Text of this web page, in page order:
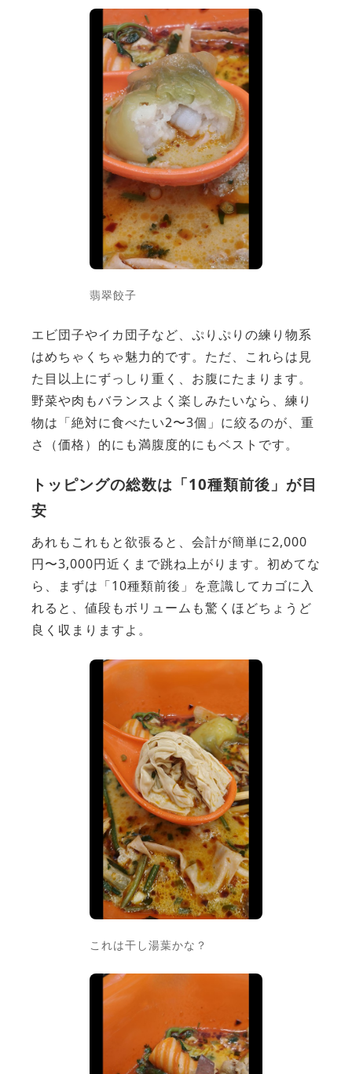
翡翠餃子
エビ団子やイカ団子など、ぷりぷりの練り物系
はめちゃくちゃ魅力的です。ただ、これらは見
た目以上にずっしり重く、お腹にたまります。
野菜や肉もバランスよく楽しみたいなら、練り
物は「絶対に食べたい2〜3個」に絞るのが、重
さ（価格）的にも満腹度的にもベストです。
トッピングの総数は「10種類前後」が目
安
あれもこれもと欲張ると、会計が簡単に2,000
円〜3,000円近くまで跳ね上がります。初めてな
ら、まずは「10種類前後」を意識してカゴに入
れると、値段もボリュームも驚くほどちょうど
良く収まりますよ。
これは干し湯葉かな？